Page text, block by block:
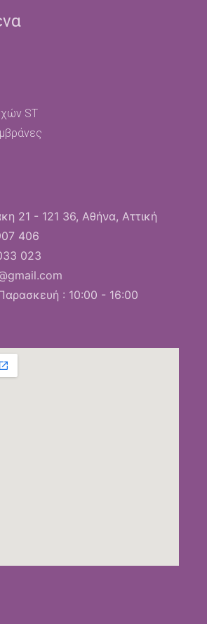
ST
21 - 121 36, Αθήνα, Αττική
406
023
: 10:00 - 16:00